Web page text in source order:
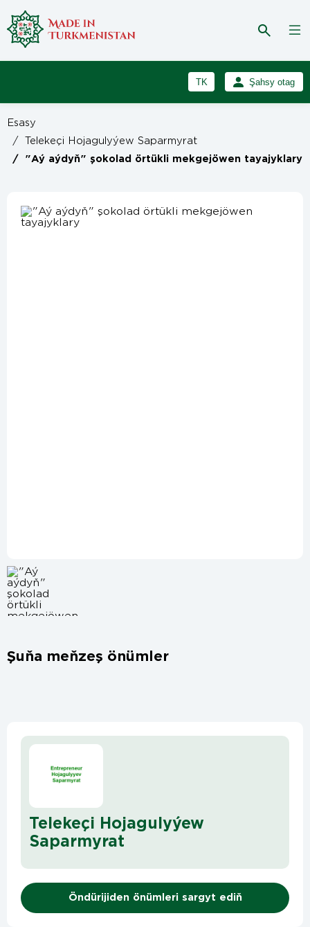
TK
RU
Şahsy otag
Esasy
/ Telekeçi Hojagulyýew Saparmyrat
/ "Aý aýdyň" şokolad örtükli mekgejöwen tayajyklary
Şuňa meňzeş önümler
Telekeçi Hojagulyýew
Saparmyrat
Öndürijiden önümleri sargyt ediň